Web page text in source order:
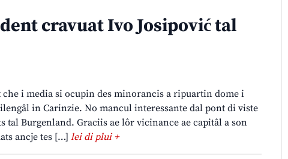
cravuat Ivo Josipović tal
i media si ocupin des minorancis a ripuartin dome i
in Carinzie. No mancul interessante dal pont di viste
tal Burgenland. Graciis ae lôr vicinance ae capitâl a son
ancje tes […] lei di plui +